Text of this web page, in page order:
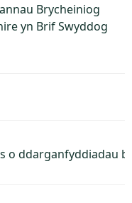
Brycheiniog
yn Brif Swyddog
o ddarganfyddiadau